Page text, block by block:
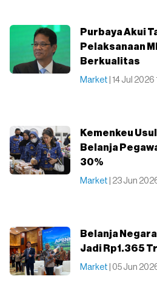
Purbaya Akui
Pelaksanaan
Berkualitas
Market | 14 Jul 2026
Kemenkeu
Belanja
30%
Market | 23 Jun
Belanja
Jadi Rp1.365
Market | 05 Jun